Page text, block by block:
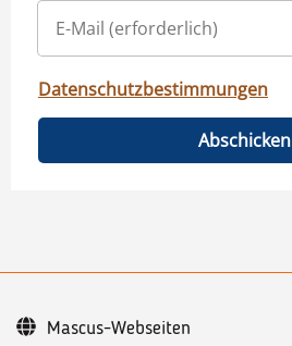
Datenschutzbestimmungen
Abschicken
Mascus-Webseiten